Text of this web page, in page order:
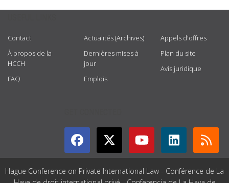
Contact
À propos de la
HCCH
FAQ
Actualités (Archives)
Dernières mises à
jour
Emplois
Appels d'offres
Plan du site
Avis juridique
Hague Conference on Private International Law - Conférence de La